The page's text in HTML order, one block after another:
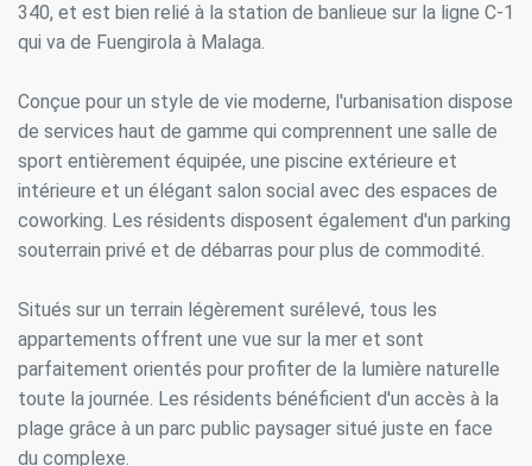
340, et est bien relié à la station de banlieue sur la ligne C-1
qui va de Fuengirola à Malaga.
Conçue pour un style de vie moderne, l'urbanisation dispose
de services haut de gamme qui comprennent une salle de
sport entièrement équipée, une piscine extérieure et
intérieure et un élégant salon social avec des espaces de
coworking. Les résidents disposent également d'un parking
souterrain privé et de débarras pour plus de commodité.
Situés sur un terrain légèrement surélevé, tous les
appartements offrent une vue sur la mer et sont
parfaitement orientés pour profiter de la lumière naturelle
toute la journée. Les résidents bénéficient d'un accès à la
plage grâce à un parc public paysager situé juste en face
du complexe.